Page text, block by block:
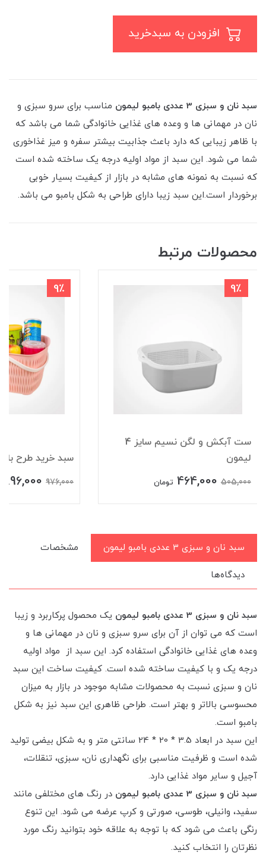
سبد نان و سبزی 3 عددی بامبو لیمون
مناسب برای سرو سبزی و
نان در مهمانی ها و وعده های غذایی خانوادگی شما می باشد که
با ظاهر زیبایی که دارد باعث جذابیت بیشتر سفره و میز غذاخوری
شما می شود. این سبد از مواد اولیه درجه یک ساخته شده است
که نسبت به نمونه های مشابه در بازار از کیفیت بسیار خوبی
برخوردار است.این سبد زیبا دارای طراحی به شکل بامبو می باشد.
محصولات مرتبط
9٪
ست آبکش و لگن نسیم سایز 4
لیمون
505,000
464,000 تومان
9٪
سبد خرید طرح
976,000
896,000
سبد نان و سبزی 3 عددی بامبو لیمون مشخصات
دیدگاه‌ها
سبد نان و سبزی 3 عددی بامبو لیمون
یک محصول پرکاربرد و زیبا
است که می توان از آن برای سرو سبزی و نان در مهمانی ها و
وعده های غذایی خانوادگی استفاده کرد. این سبد از مواد اولیه
درجه یک و با کیفیت ساخته شده است. کیفیت ساخت این سبد
نان و سبزی نسبت به محصولات مشابه موجود در بازار به میزان
محسوسی بالاتر و بهتر است. طراحی ظاهری این سبد نیز به شکل
بامبو است.
این سبد در ابعاد 3.5 * 20 * 24 سانتی متر و به شکل بیضی تولید
شده است و ظرفیت مناسبی برای نگهداری نان، سبزی، تنقلات،
آجیل و سایر مواد غذایی دارد.
سبد نان و سبزی 3 عددی بامبو لیمون
در رنگ های مختلفی مانند
سفید، وانیلی، طوسی، صورتی و کرپ عرضه می شود. این تنوع
رنگی باعث می شود که با توجه به علاقه خود بتوانید رنگ مورد
نظرتان را انتخاب کنید.